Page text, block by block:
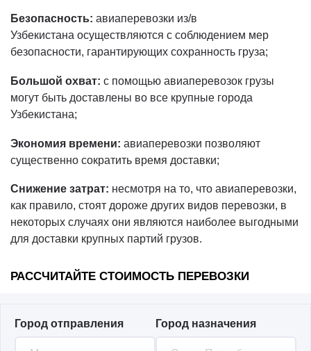
Авиаперевозки
с Ближнего
востока
Авиаперевозки
Авиаперевозки
Авиаперевозки
из/в США
Чартерные
авиаперевозки
по России
Чартерные
Авиаперевозки из/в
Азербайджан
Опасные грузы
Тяжеловесный и
крупногабаритный грузы
Груз 200
Безопасность: авиаперевозки из/в
Узбекистана осуществляются с соблюдением мер
безопасности, гарантирующих сохранность груза;
Большой охват: с помощью авиаперевозок грузы
могут быть доставлены во все крупные города
Узбекистана;
Экономия времени: авиаперевозки позволяют
существенно сократить время доставки;
Снижение затрат: несмотря на то, что авиаперевозки,
как правило, стоят дороже других видов перевозки, в
некоторых случаях они являются наиболее выгодными
для доставки крупных партий грузов.
РАССЧИТАЙТЕ СТОИМОСТЬ ПЕРЕВОЗКИ
Город отправления Город назначения